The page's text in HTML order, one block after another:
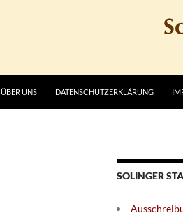
ÜBER UNS DATENSCHUTZERKLÄRUNG
SOLINGER